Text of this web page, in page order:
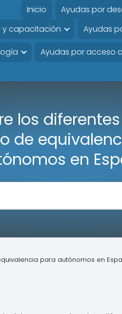
Inicio Ayudas por
y capacitación
Ayudas
Ayudas por acceso
los
de
en
para autónomos en